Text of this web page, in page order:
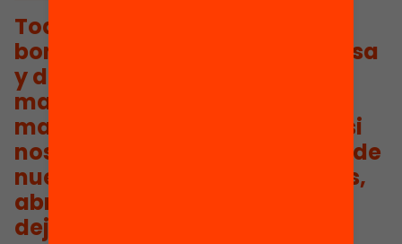
Todo este aprendizaje y estas
bondades de los juegos de mesa
y de las actividades
manipulativas en el aula de
matemáticas no será posible si
nosotros, adultos y referentes de
nuestro alumnado no jugamos,
abrimos nuestra mente y nos
dejamos sorprender.